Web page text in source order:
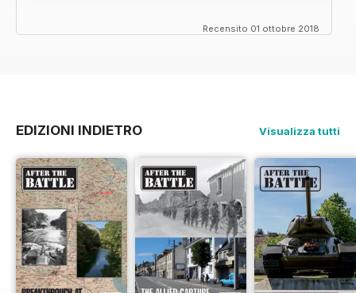
Recensito 01 ottobre 2018
EDIZIONI INDIETRO Visualizza tutti